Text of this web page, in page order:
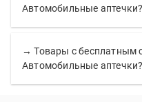
Автомобильные аптечки?
→ Товары с бесплатным
Автомобильные аптечки?